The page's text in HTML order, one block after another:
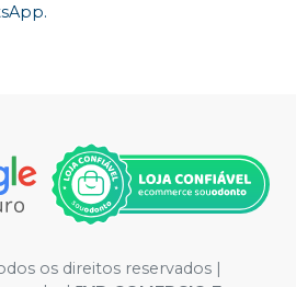
os direitos reservados |